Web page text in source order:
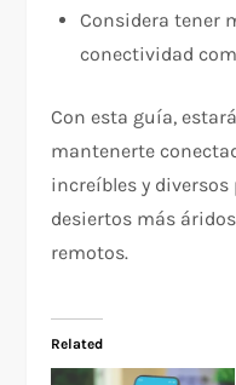
Considera tener
conectividad
Con esta guía,
mantenerte
increíbles y diversos
desiertos más
remotos.
Related